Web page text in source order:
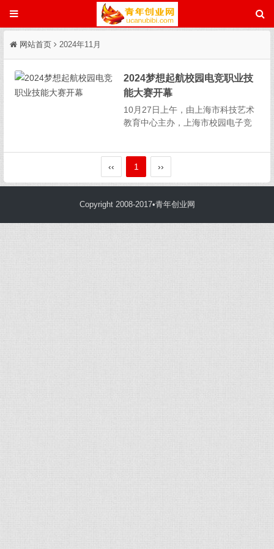
网站首页 2024年11月
2024梦想起航校园电竞职业技
能大赛开幕
10月27日上午，由上海市科技艺术
教育中心主办，上海市校园电子竞
赛”开幕式在上海市群星职业技术学
校举行。上海市教育委员会职教
处、上海市科技艺术教育...
‹‹ 1 ››
Copyright 2008-2017•青年创业网